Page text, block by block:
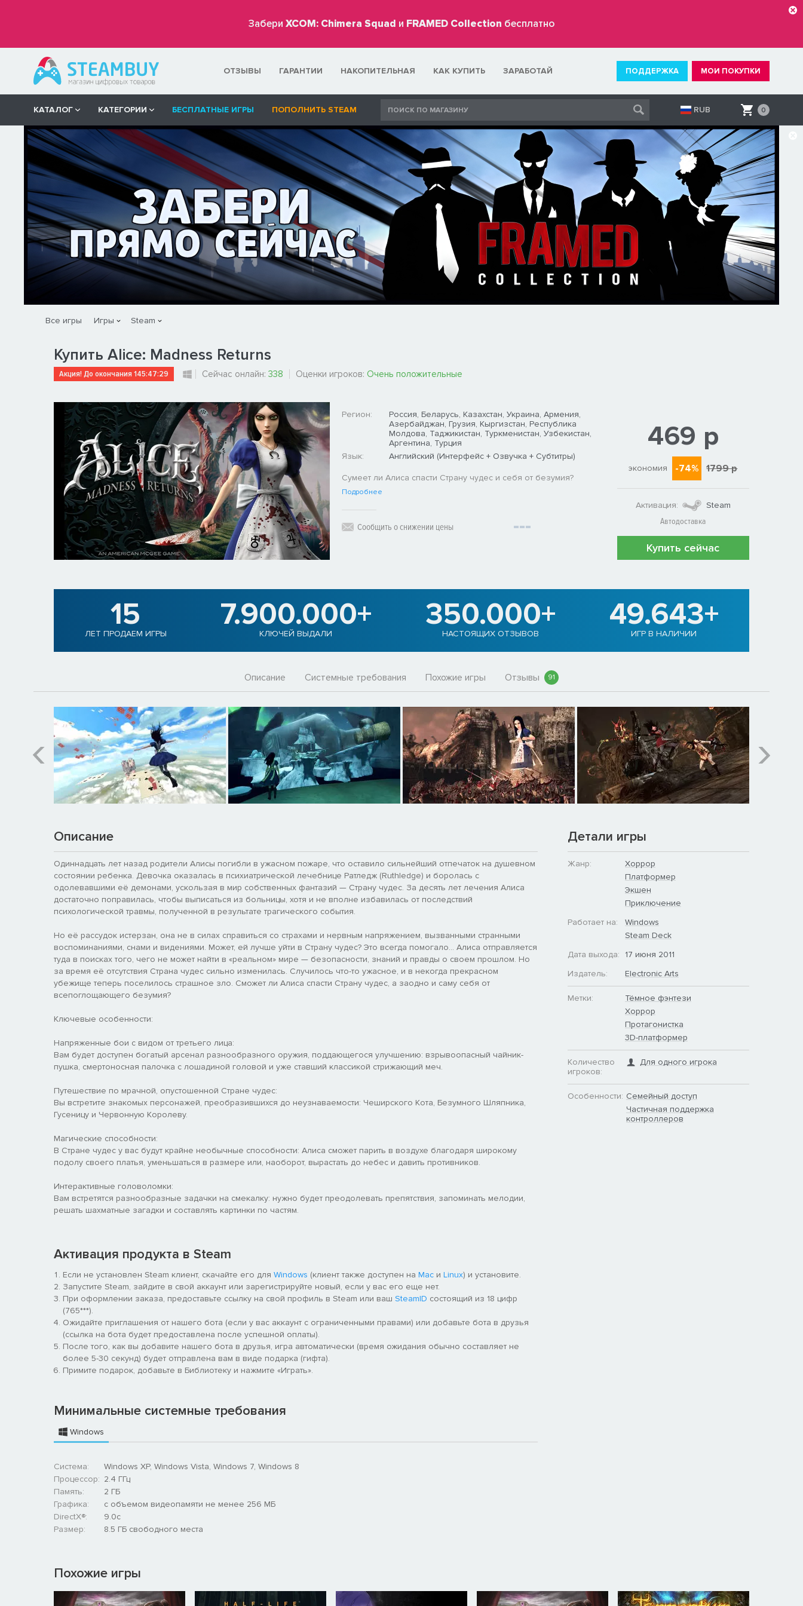
Забери XCOM: Chimera Squad и FRAMED Collection бесплатно
ОТЗЫВЫ ГАРАНТИИ НАКОПИТЕЛЬНАЯ КАК КУПИТЬ ЗАРАБОТАЙ ПОДДЕРЖКА МОИ ПОКУПКИ
КАТАЛОГ КАТЕГОРИИ БЕСПЛАТНЫЕ ИГРЫ ПОПОЛНИТЬ STEAM RUB 0
Все игры Игры Steam
Купить Alice: Madness Returns
Акция! До окончания145:47:28 Сейчас онлайн: 338 Оценки игроков: Очень положительные
Регион:
Россия, Беларусь, Казахстан, Украина, Армения,
Азербайджан, Грузия, Кыргизстан, Республика
Молдова, Таджикистан, Туркменистан, Узбекистан,
Аргентина, Турция
Язык:
Английский (Интерфейс + Озвучка + Субтитры)
Сумеет ли Алиса спасти Страну чудес и себя от безумия?
Подробнее
Сообщить о снижении цены
469 р
экономия -74% 1799 р
Активация:
Steam
Автодоставка
Купить сейчас
15
ЛЕТ ПРОДАЕМ ИГРЫ
7.900.000+
КЛЮЧЕЙ ВЫДАЛИ
350.000+
НАСТОЯЩИХ ОТЗЫВОВ
49.643+
ИГР В НАЛИЧИИ
Описание Системные требования Похожие игры Отзывы 91
Описание
Одиннадцать лет назад родители Алисы погибли в ужасном пожаре, что оставило сильнейший отпечаток на душевном
состоянии ребенка. Девочка оказалась в психиатрической лечебнице Ратледж (Ruthledge) и боролась с
одолевавшими её демонами, ускользая в мир собственных фантазий — Страну чудес. За десять лет лечения Алиса
достаточно поправилась, чтобы выписаться из больницы, хотя и не вполне избавилась от последствий
психологической травмы, полученной в результате трагического события.
Но её рассудок истерзан, она не в силах справиться со страхами и нервным напряжением, вызванными странными
воспоминаниями, снами и видениями. Может, ей лучше уйти в Страну чудес? Это всегда помогало... Алиса отправляется
туда в поисках того, чего не может найти в «реальном» мире — безопасности, знаний и правды о своем прошлом. Но
за время её отсутствия Страна чудес сильно изменилась. Случилось что-то ужасное, и в некогда прекрасном
убежище теперь поселилось страшное зло. Сможет ли Алиса спасти Страну чудес, а заодно и саму себя от
всепоглощающего безумия?
Ключевые особенности:
Напряженные бои с видом от третьего лица:
Вам будет доступен богатый арсенал разнообразного оружия, поддающегося улучшению: взрывоопасный чайник-
пушка, смертоносная палочка с лошадиной головой и уже ставший классикой стрижающий меч.
Путешествие по мрачной, опустошенной Стране чудес:
Вы встретите знакомых персонажей, преобразившихся до неузнаваемости: Чеширского Кота, Безумного Шляпника,
Гусеницу и Червонную Королеву.
Магические способности:
В Стране чудес у вас будут крайне необычные способности: Алиса сможет парить в воздухе благодаря широкому
подолу своего платья, уменьшаться в размере или, наоборот, вырастать до небес и давить противников.
Интерактивные головоломки:
Вам встретятся разнообразные задачки на смекалку: нужно будет преодолевать препятствия, запоминать мелодии,
решать шахматные загадки и составлять картинки по частям.
Активация продукта в Steam
Если не установлен Steam клиент, скачайте его для Windows (клиент также доступен на Mac и Linux) и установите.
Запустите Steam, зайдите в свой аккаунт или зарегистрируйте новый, если у вас его еще нет.
При оформлении заказа, предоставьте ссылку на свой профиль в Steam или ваш SteamID состоящий из 18 цифр
(765***).
Ожидайте приглашения от нашего бота (если у вас аккаунт с ограниченными правами) или добавьте бота в друзья
(ссылка на бота будет предоставлена после успешной оплаты).
После того, как вы добавите нашего бота в друзья, игра автоматически (время ожидания обычно составляет не
более 5-30 секунд) будет отправлена вам в виде подарка (гифта).
Примите подарок, добавьте в Библиотеку и нажмите «Играть».
Минимальные системные требования
Windows
Система:
Windows XP, Windows Vista, Windows 7, Windows 8
Процессор: 2.4 ГГц
Память:
2 ГБ
Графика:
с объемом видеопамяти не менее 256 МБ
DirectX®:
9.0c
Размер:
8.5 ГБ свободного места
Детали игры
Жанр:
Хоррор
Платформер
Экшен
Приключение
Работает на:
Windows
Steam Deck
Дата выхода:
17 июня 2011
Издатель:
Electronic Arts
Метки:
Тёмное фэнтези
Хоррор
Протагонистка
3D-платформер
Количество
игроков:
Для одного игрока
Особенности: Семейный доступ
Частичная поддержка
контроллеров
Похожие игры